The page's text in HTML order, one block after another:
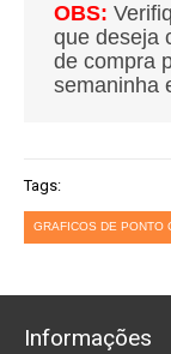
OBS:
que deseja
de compra
semaninha
Tags:
GRAFICOS DE PONTO
Informações